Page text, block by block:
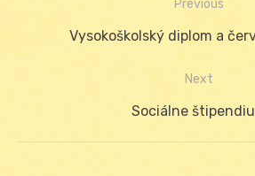
Navigácia
Previous
Previous
Vysokoškolský diplom a
Next
Next
Sociálne